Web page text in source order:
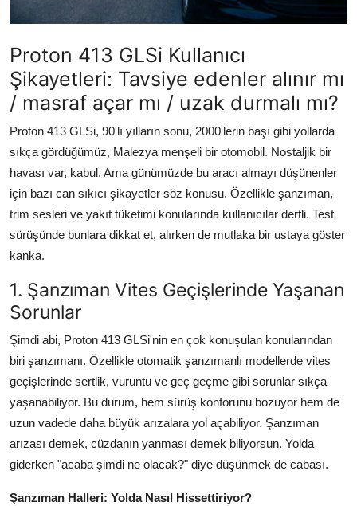
Yağlar & Sıvılar
LPG & Yakıt
Elektrik & Akü
Klima & Konfor
Aydınlatma & Görüş
Şanzıman & Aktarma
Dizel Sistemler
Proton 413 GLSi Kullanıcı
Şikayetleri: Tavsiye edenler alınır mı
/ masraf açar mı / uzak durmalı mı?
Proton 413 GLSi, 90'lı yılların sonu, 2000'lerin başı gibi yollarda
sıkça gördüğümüz, Malezya menşeli bir otomobil. Nostaljik bir
havası var, kabul. Ama günümüzde bu aracı almayı düşünenler
için bazı can sıkıcı şikayetler söz konusu. Özellikle şanzıman,
trim sesleri ve yakıt tüketimi konularında kullanıcılar dertli. Test
sürüşünde bunlara dikkat et, alırken de mutlaka bir ustaya göster
kanka.
1. Şanzıman Vites Geçişlerinde Yaşanan
Sorunlar
Şimdi abi, Proton 413 GLSi'nin en çok konuşulan konularından
biri şanzımanı. Özellikle otomatik şanzımanlı modellerde vites
geçişlerinde sertlik, vuruntu ve geç geçme gibi sorunlar sıkça
yaşanabiliyor. Bu durum, hem sürüş konforunu bozuyor hem de
uzun vadede daha büyük arızalara yol açabiliyor. Şanzıman
arızası demek, cüzdanın yanması demek biliyorsun. Yolda
giderken "acaba şimdi ne olacak?" diye düşünmek de cabası.
Şanzıman Halleri: Yolda Nasıl Hissettiriyor?